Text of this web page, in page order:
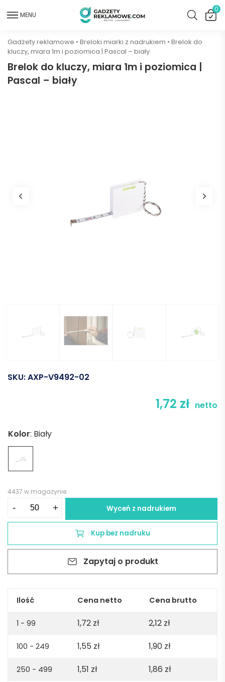
MENU
0
Gadżety reklamowe • Breloki miarki z nadrukiem • Brelok do
kluczy, miara 1m i poziomica | Pascal – biały
Brelok do kluczy, miara 1m i poziomica |
Pascal – biały
SKU:AXP-V9492-02
1,72 zł netto
Kolor: Biały
4437 w magazynie
-
miara
i
+ Wyceń z nadrukiem
Kup bez nadruku
Zapytaj o produkt
Ilość Cena netto Cena brutto
1 - 99 1,72 zł 2,12 zł
100 - 249 1,55 zł 1,90 zł
250 - 499 1,51 zł 1,86 zł